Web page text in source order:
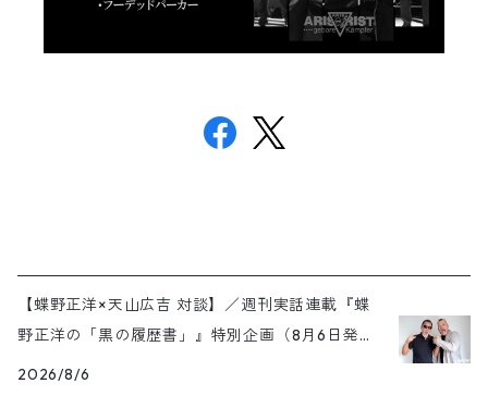
【蝶野正洋×天山広吉 対談】／週刊実話連載『蝶
野正洋の「黒の履歴書」』特別企画（8月6日発売
号）
2026/8/6